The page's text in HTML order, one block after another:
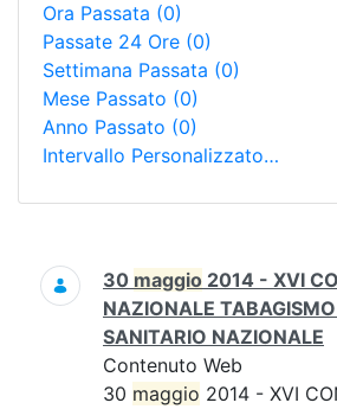
Ora Passata (0)
Passate 24 Ore (0)
Settimana Passata (0)
Mese Passato (0)
Anno Passato (0)
Intervallo Personalizzato…
Ricerca
30 maggio 2014 - XVI
NAZIONALE
SANITARIO NAZIONALE
Contenuto Web
30 maggio 2014 - XVI